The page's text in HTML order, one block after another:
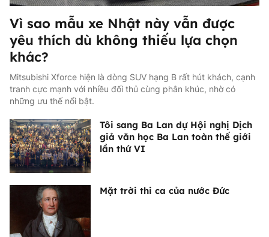
Vì sao mẫu xe Nhật này vẫn được
yêu thích dù không thiếu lựa chọn
khác?
Mitsubishi Xforce hiện là dòng SUV hạng B rất hút khách, cạnh
tranh cực mạnh với nhiều đối thủ cùng phân khúc, nhờ có
những ưu thế nổi bật.
Tôi sang Ba Lan dự Hội nghị Dịch
giả văn học Ba Lan toàn thế giới
lần thứ VI
Mặt trời thi ca của nước Đức